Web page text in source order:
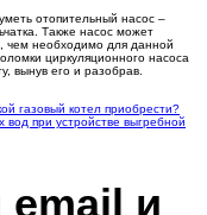
отопительный насос –
Также насос может
чем необходимо для данной
циркуляционного насоса
вынув его и разобрав.
газовый котел приобрести?
вод при устройстве выгребной
email и